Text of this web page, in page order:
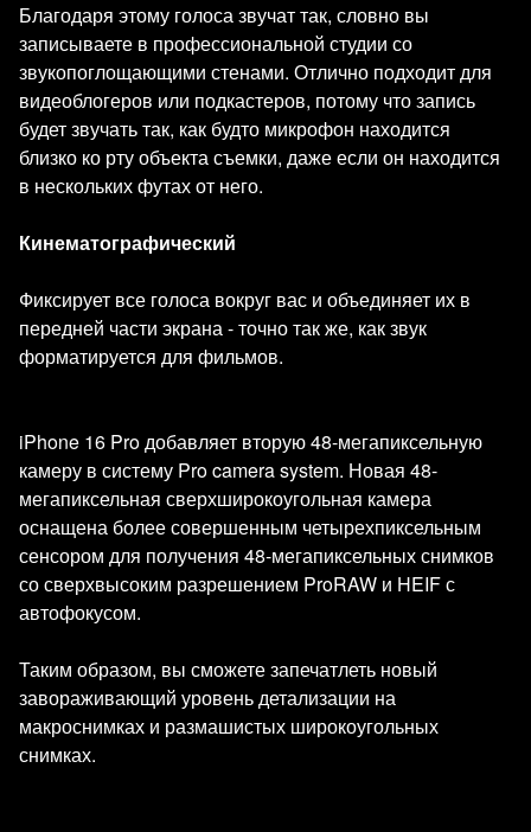
Благодаря этому голоса звучат так, словно вы
записываете в профессиональной студии со
звукопоглощающими стенами. Отлично подходит для
видеоблогеров или подкастеров, потому что запись
будет звучать так, как будто микрофон находится
близко ко рту объекта съемки, даже если он находится
в нескольких футах от него.
Кинематографический
Фиксирует все голоса вокруг вас и объединяет их в
передней части экрана - точно так же, как звук
форматируется для фильмов.
iPhone 16 Pro добавляет вторую 48-мегапиксельную
камеру в систему Pro camera system. Новая 48-
мегапиксельная сверхширокоугольная камера
оснащена более совершенным четырехпиксельным
сенсором для получения 48-мегапиксельных снимков
со сверхвысоким разрешением ProRAW и HEIF с
автофокусом.
Таким образом, вы сможете запечатлеть новый
завораживающий уровень детализации на
макроснимках и размашистых широкоугольных
снимках.